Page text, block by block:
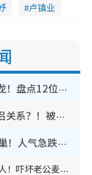
卢镇业
《爱·回家》隐形富豪卧虎藏龙！盘点12位财气逼人的有钱艺人：这位美女3亿身家不愁做
叶泓文拍拖一周年亲口否认情侣关系？！被质疑感情造假竟称GM“普通同事”
30岁男艺人低调宣布已秘密离巢！人气急跌变失踪人口：“这几年过得并不容易”
简淑儿染金发剪短头发气质判若两人！吓坏老公麦大力都认不出：“你做什么？”